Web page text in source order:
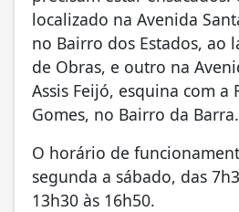
localizado na Avenida
no Bairro dos Estados, ao
de Obras, e outro na
Assis Feijó, esquina com a
Gomes, no Bairro da Barra.
O horário de
segunda a sábado, das
13h30 às 16h50.